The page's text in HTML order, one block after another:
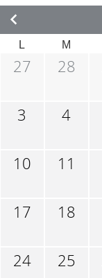
L M
27 28
3 4
10 11
17 18
24 25